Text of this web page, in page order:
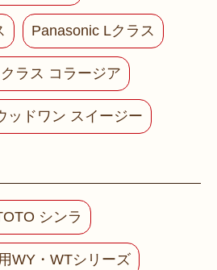
Panasonic Lクラス
クラス コラージア
ッドワン スイージー
シンラ
WY・WTシリーズ